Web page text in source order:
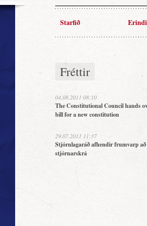
Starfið Erindi
Fréttir
04.08.2011 08:10
The Constitutional Council hands
bill for a new constitution
29.07.2011 11:37
Stjórnlagaráð afhendir frumvarp
stjórnarskrá